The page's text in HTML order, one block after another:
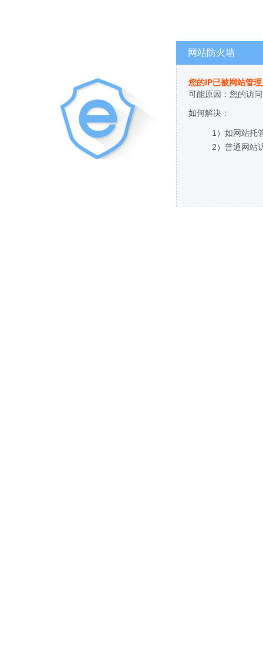
网站防火墙
您的IP已被网站管
可能原因：您的访
如何解决：
1）如网站托
2）普通网站